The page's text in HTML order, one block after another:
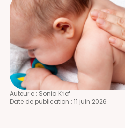
Auteur.e : Sonia Krief
Date de publication : 11 juin 2026